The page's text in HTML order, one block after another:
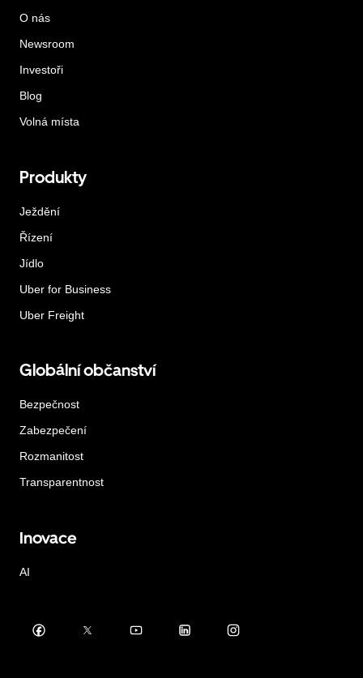
O nás
Newsroom
Investoři
Blog
Volná místa
Produkty
Ježdění
Řízení
Jídlo
Uber for Business
Uber Freight
Globální občanství
Bezpečnost
Zabezpečení
Rozmanitost
Transparentnost
Inovace
AI